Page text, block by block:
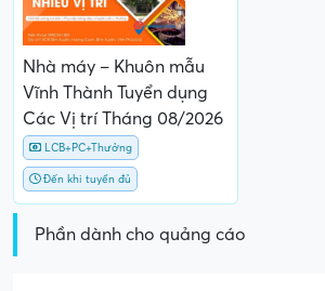
Nhà máy – Khuôn mẫu
Vĩnh Thành Tuyển dụng
Các Vị trí Tháng 08/2026
LCB+PC+Thưởng
Đến khi tuyển đủ
Phần dành cho quảng cáo